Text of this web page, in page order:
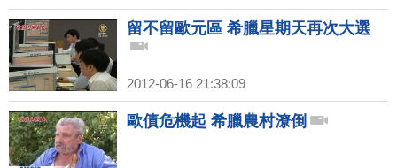
留不留歐元區 希臘星期天再次大選
2012-06-16 21:38:09
歐債危機起 希臘農村潦倒